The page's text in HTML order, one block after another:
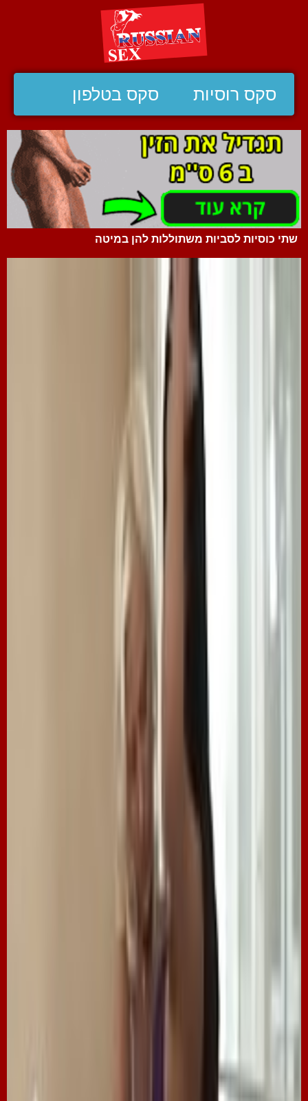
סקס רוסיות סקס בטלפון
שתי כוסיות לסביות משתוללות להן במיטה